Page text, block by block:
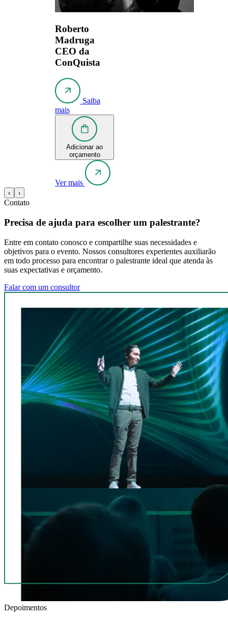
Roberto
Madruga
CEO da
ConQuista
Saiba
mais
Adicionar ao
orçamento
Ver mais
‹ ›
Contato
Precisa de ajuda para escolher um palestrante?
Entre em contato conosco e compartilhe suas necessidades e
objetivos para o evento. Nossos consultores experientes auxiliarão
em todo processo para encontrar o palestrante ideal que atenda às
suas expectativas e orçamento.
Falar com um consultor
Depoimentos